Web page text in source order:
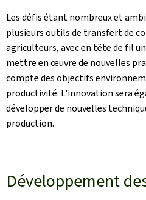
Les défis étant nombreux et
plusieurs outils de transfert de
agriculteurs, avec en tête de fil
mettre en œuvre de nouvelles
compte des objectifs
productivité. L'innovation sera
développer de nouvelles
production.
Développement